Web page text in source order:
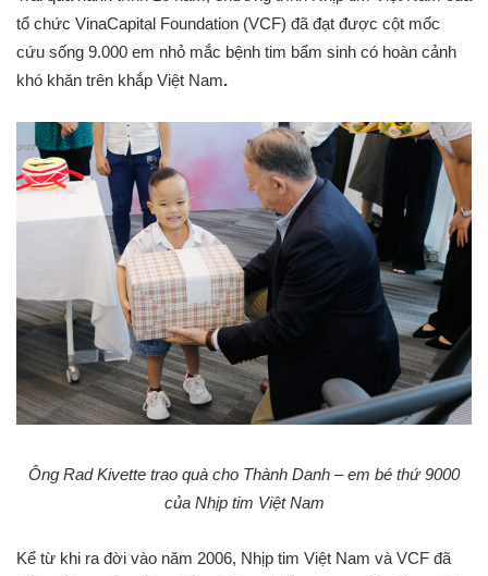
tổ chức VinaCapital Foundation (VCF) đã đạt được cột mốc
cứu sống 9.000 em nhỏ mắc bệnh tim bẩm sinh có hoàn cảnh
khó khăn trên khắp Việt Nam.
Ông Rad Kivette trao quà cho Thành Danh – em bé thứ 9000
của Nhịp tim Việt Nam
Kể từ khi ra đời vào năm 2006, Nhịp tim Việt Nam và VCF đã